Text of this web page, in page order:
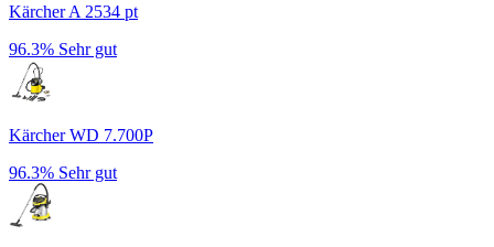
Kärcher A 2534 pt
96.3% Sehr gut
Kärcher WD 7.700P
96.3% Sehr gut